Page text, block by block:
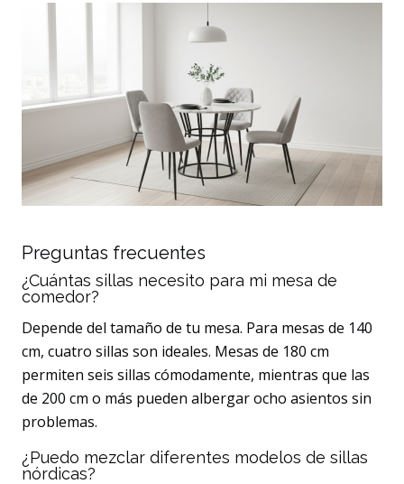
Preguntas frecuentes
¿Cuántas sillas necesito para mi mesa de
comedor?
Depende del tamaño de tu mesa. Para mesas de 140
cm, cuatro sillas son ideales. Mesas de 180 cm
permiten seis sillas cómodamente, mientras que las
de 200 cm o más pueden albergar ocho asientos sin
problemas.
¿Puedo mezclar diferentes modelos de sillas
nórdicas?